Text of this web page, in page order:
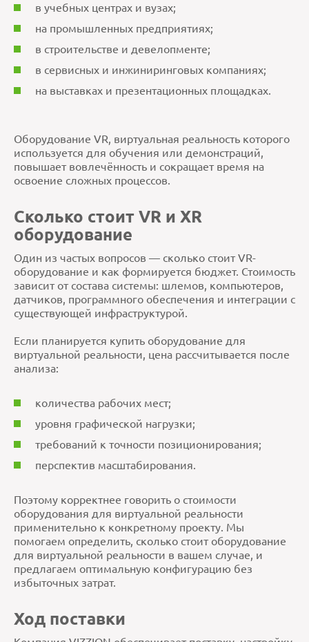
в учебных центрах и вузах;
на промышленных предприятиях;
в строительстве и девелопменте;
в сервисных и инжиниринговых компаниях;
на выставках и презентационных площадках.
Оборудование VR, виртуальная реальность которого
используется для обучения или демонстраций,
повышает вовлечённость и сокращает время на
освоение сложных процессов.
Сколько стоит VR и XR
оборудование
Один из частых вопросов — сколько стоит VR-
оборудование и как формируется бюджет. Стоимость
зависит от состава системы: шлемов, компьютеров,
датчиков, программного обеспечения и интеграции с
существующей инфраструктурой.
Если планируется купить оборудование для
виртуальной реальности, цена рассчитывается после
анализа:
количества рабочих мест;
уровня графической нагрузки;
требований к точности позиционирования;
перспектив масштабирования.
Поэтому корректнее говорить о стоимости
оборудования для виртуальной реальности
применительно к конкретному проекту. Мы
помогаем определить, сколько стоит оборудование
для виртуальной реальности в вашем случае, и
предлагаем оптимальную конфигурацию без
избыточных затрат.
Ход поставки